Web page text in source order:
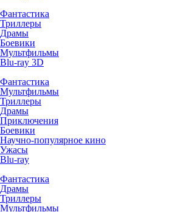
Фантастика
Триллеры
Драмы
Боевики
Мультфильмы
Blu-ray 3D
Фантастика
Мультфильмы
Триллеры
Драмы
Приключения
Боевики
Научно-популярное кино
Ужасы
Blu-ray
Фантастика
Драмы
Триллеры
Мультфильмы